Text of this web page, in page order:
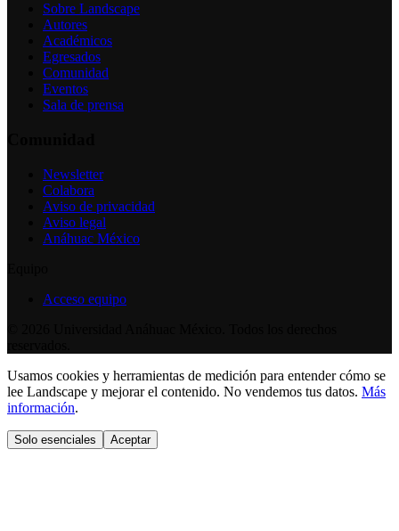
Sobre Landscape
Autores
Académicos
Egresados
Comunidad
Eventos
Sala de prensa
Newsletter
Colabora
Aviso de privacidad
Aviso legal
Anáhuac México
Acceso equipo
Usamos cookies y herramientas de medición para entender cómo se
lee Landscape y mejorar el contenido. No vendemos tus datos. Más
información.
Solo esenciales Aceptar